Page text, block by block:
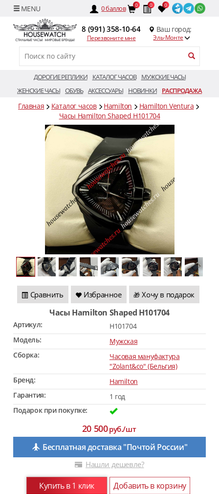
0баллов 0 0 0
8 (991) 358-10-64
Перезвоните мне
Ваш город:
Эль-Монте
ДОРОГИЕ РЕПЛИКИ КАТАЛОГ ЧАСОВ
МУЖСКИЕ ЧАСЫ
ЖЕНСКИЕ ЧАСЫ ОБУВЬ АКСЕССУАРЫ НОВИНКИ РАСПРОДАЖА
Главная Каталог часов Hamilton
Hamilton Ventura
Часы Hamilton Shaped H101704
Сравнить Избранное 🎁 Хочу в подарок
Часы Hamilton Shaped H101704
Артикул:
H101704
Модель:
Мужская
Сборка:
Часовая мануфактура
"Zolant&co" (Бельгия)
Бренд:
Hamilton
Гарантия:
1 год
Подарок при покупке:
20 500руб./шт
Бесплатная доставка "Почтой России"
Нашли дешевле?
Купить в 1 клик Добавить в корзину